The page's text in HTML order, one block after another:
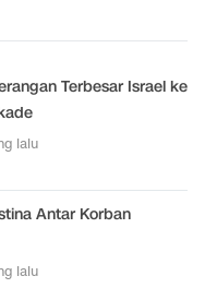
Terbesar Israel ke
lalu
Antar Korban
lalu